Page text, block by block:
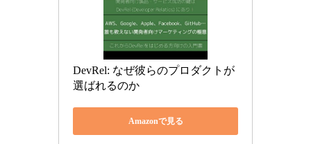
DevRel: なぜ彼らのプロダクトが
選ばれるのか
Amazonで見る